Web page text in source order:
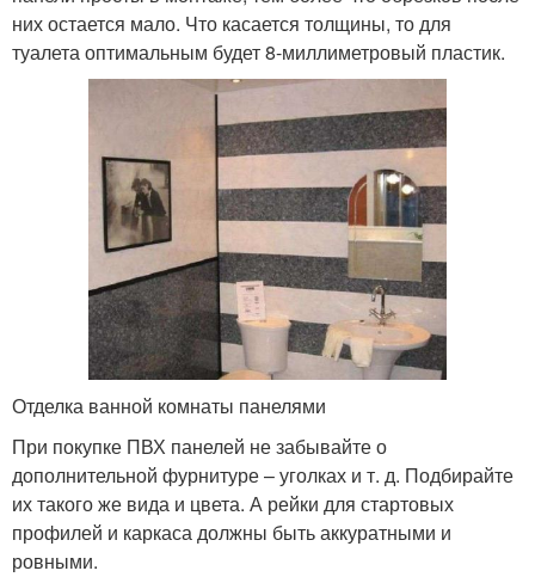
них остается мало. Что касается толщины, то для
туалета оптимальным будет 8-миллиметровый пластик.
Отделка ванной комнаты панелями
При покупке ПВХ панелей не забывайте о
дополнительной фурнитуре – уголках и т. д. Подбирайте
их такого же вида и цвета. А рейки для стартовых
профилей и каркаса должны быть аккуратными и
ровными.